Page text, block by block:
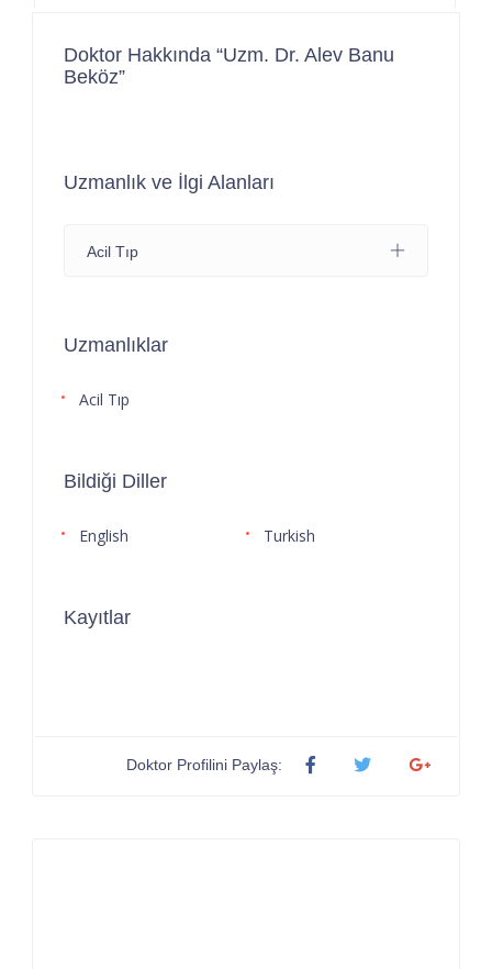
Doktor Hakkında “Uzm. Dr. Alev Banu
Beköz”
Uzmanlık ve İlgi Alanları
Acil Tıp
Uzmanlıklar
Acil Tıp
Bildiği Diller
English Turkish
Kayıtlar
Doktor Profilini Paylaş: